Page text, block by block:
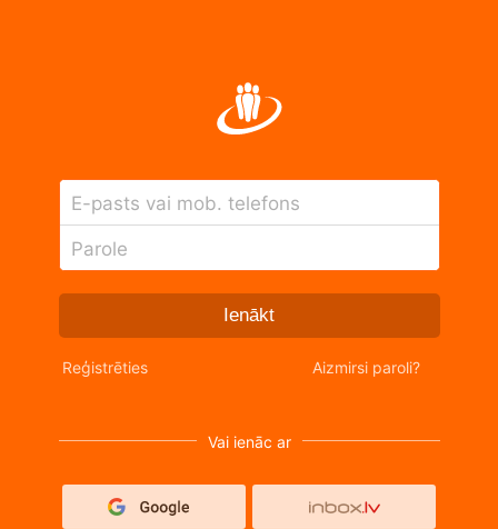
E-pasts vai mob. telefons
Parole
Ienākt
Reģistrēties Aizmirsi paroli?
Vai ienāc ar